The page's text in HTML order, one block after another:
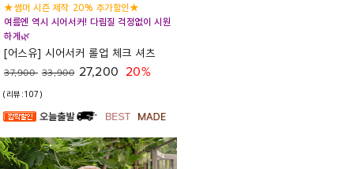
★썸머 시즌 제작 20% 추가할인★
여름엔 역시 시어서커! 다림질 걱정없이 시원
하게🌿
[어스유] 시어서커 롤업 체크 셔츠
37,900 33,900 27,200 20%
(리뷰:107)